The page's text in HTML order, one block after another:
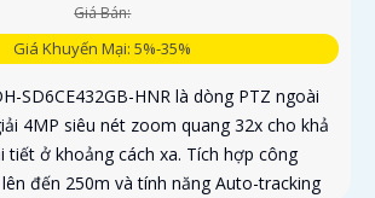
Giá Bán:
Giá Khuyến Mại: 5%-35%
SD6CE432GB-HNR là dòng PTZ ngoài
4MP siêu nét zoom quang 32x cho khả
tiết ở khoảng cách xa. Tích hợp công
đến 250m và tính năng Auto-tracking